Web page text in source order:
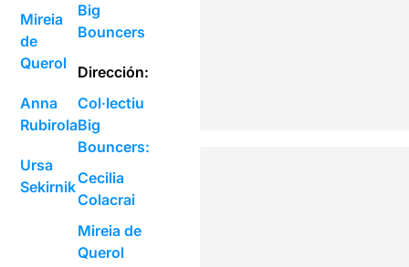
Mireia
de
Querol
Anna
Rubirola
Ursa
Sekirnik
Big
Bouncers
Dirección:
Col·lectiu
Big
Bouncers:
Cecilia
Colacrai
Mireia de
Querol